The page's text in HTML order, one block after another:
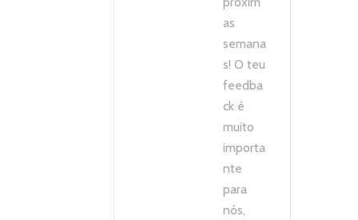
as
semana
s! O teu
feedba
ck é
muito
importa
nte
para
nós,